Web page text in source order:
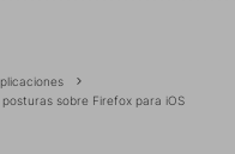
sobre Firefox para iOS